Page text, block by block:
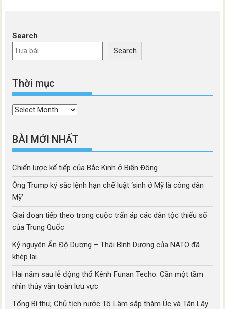
Search
Search
Thời mục
Thời
BÀI MỚI NHẤT
Chiến lược kế tiếp của Bắc Kinh ở Biển Đông
Ông Trump ký sắc lệnh hạn chế luật ‘sinh ở Mỹ là công dân
Mỹ’
Giai đoạn tiếp theo trong cuộc trấn áp các dân tộc thiểu số
của Trung Quốc
Kỷ nguyên Ấn Độ Dương – Thái Bình Dương của NATO đã
khép lại
Hai năm sau lễ động thổ Kênh Funan Techo: Cần một tầm
nhìn thủy văn toàn lưu vực
Tổng Bí thư, Chủ tịch nước Tô Lâm sắp thăm Úc và Tân Lây